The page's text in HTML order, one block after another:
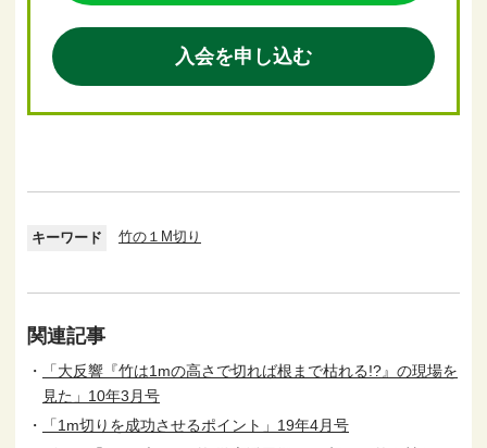
入会を申し込む
キーワード 竹の１M切り
関連記事
「大反響『竹は1mの高さで切れば根まで枯れる!?』の現場を
見た」10年3月号
「1m切りを成功させるポイント」19年4月号